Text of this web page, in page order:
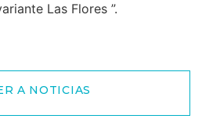
Las Flores ”.
A NOTICIAS